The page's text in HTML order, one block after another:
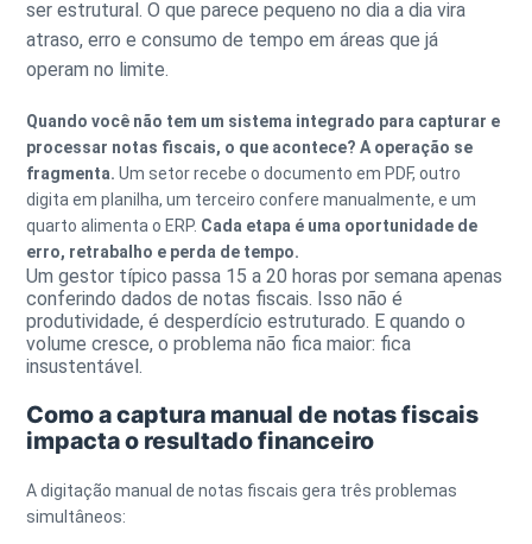
ser estrutural. O que parece pequeno no dia a dia vira
atraso, erro e consumo de tempo em áreas que já
operam no limite.
Quando você não tem um sistema integrado para capturar e
processar notas fiscais, o que acontece? A operação se
fragmenta. Um setor recebe o documento em PDF, outro
digita em planilha, um terceiro confere manualmente, e um
quarto alimenta o ERP. Cada etapa é uma oportunidade de
erro, retrabalho e perda de tempo.
Um gestor típico passa 15 a 20 horas por semana apenas
conferindo dados de notas fiscais. Isso não é
produtividade, é desperdício estruturado. E quando o
volume cresce, o problema não fica maior: fica
insustentável.
Como a captura manual de notas fiscais
impacta o resultado financeiro
A digitação manual de notas fiscais gera três problemas
simultâneos: